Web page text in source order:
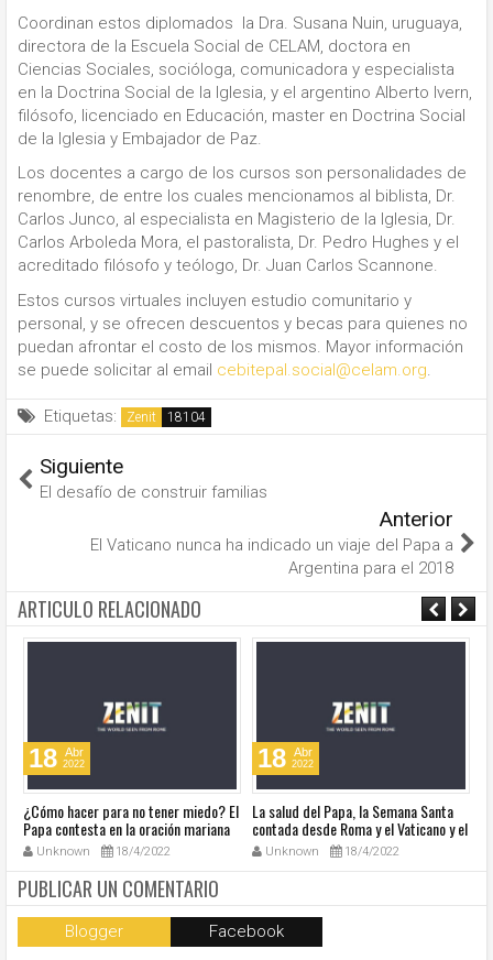
Coordinan estos diplomados la Dra. Susana Nuin, uruguaya,
directora de la Escuela Social de CELAM, doctora en
Ciencias Sociales, socióloga, comunicadora y especialista
en la Doctrina Social de la Iglesia, y el argentino Alberto Ivern,
filósofo, licenciado en Educación, master en Doctrina Social
de la Iglesia y Embajador de Paz.
Los docentes a cargo de los cursos son personalidades de
renombre, de entre los cuales mencionamos al biblista, Dr.
Carlos Junco, al especialista en Magisterio de la Iglesia, Dr.
Carlos Arboleda Mora, el pastoralista, Dr. Pedro Hughes y el
acreditado filósofo y teólogo, Dr. Juan Carlos Scannone.
Estos cursos virtuales incluyen estudio comunitario y
personal, y se ofrecen descuentos y becas para quienes no
puedan afrontar el costo de los mismos. Mayor información
se puede solicitar al email cebitepal.social@celam.org
Etiquetas: Zenit
Siguiente
El desafío de construir familias
Anterior
El Vaticano nunca ha indicado un viaje del Papa a
Argentina para el 2018
ARTICULO RELACIONADO
18 Abr
2022
¿Cómo hacer para no tener miedo? El
Papa contesta en la oración mariana
de este lunes en la Plaza de San
Pedro
Unknown 18/4/2022
18 Abr
2022
La salud del Papa, la Semana Santa
contada desde Roma y el Vaticano y el
resumen de noticias en audio
Unknown 18/4/2022
PUBLICAR UN COMENTARIO
Blogger Facebook